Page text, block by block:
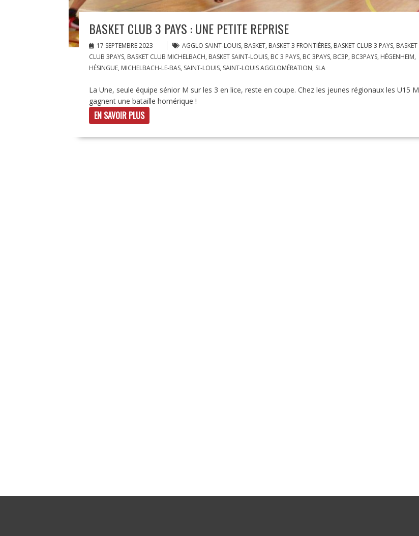
BASKET CLUB 3 PAYS : UNE PETITE REPRISE
17 SEPTEMBRE 2023 AGGLO SAINT-LOUIS, BASKET, BASKET 3 FRONTIÈRES, BASKET CLUB 3 PAYS, BASKET
CLUB 3PAYS, BASKET CLUB MICHELBACH, BASKET SAINT-LOUIS, BC 3 PAYS, BC 3PAYS, BC3P, BC3PAYS, HÉGENHEIM,
HÉSINGUE, MICHELBACH-LE-BAS, SAINT-LOUIS, SAINT-LOUIS AGGLOMÉRATION, SLA
La Une, seule équipe sénior M sur les 3 en lice, reste en coupe. Chez les jeunes régionaux les U15 M
gagnent une bataille homérique !
EN SAVOIR PLUS